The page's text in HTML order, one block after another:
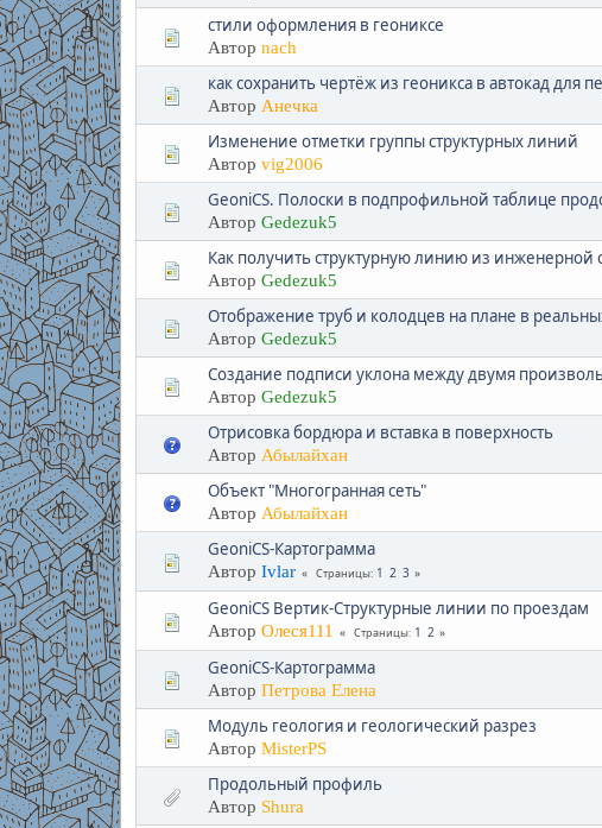
стили оформления в геониксе
Автор nach
как сохранить чертёж из геоникса в автокад для
Автор Анечка
Изменение отметки группы структурных линий
Автор vig2006
GeoniCS. Полоски в подпрофильной таблице
Автор Gedezuk5
Как получить структурную линию из инженерной
Автор Gedezuk5
Отображение труб и колодцев на плане в
Автор Gedezuk5
Создание подписи уклона между двумя
Автор Gedezuk5
Отрисовка бордюра и вставка в поверхность
Автор Абылайхан
Объект "Многогранная сеть"
Автор Абылайхан
GeoniCS-Картограмма
Автор Ivlar Страницы 1 2 3
GeoniCS Вертик-Структурные линии по проездам
Автор Олеся111 Страницы 1 2
GeoniCS-Картограмма
Автор Петрова Елена
Модуль геология и геологический разрез
Автор MisterPS
Продольный профиль
Автор Shura